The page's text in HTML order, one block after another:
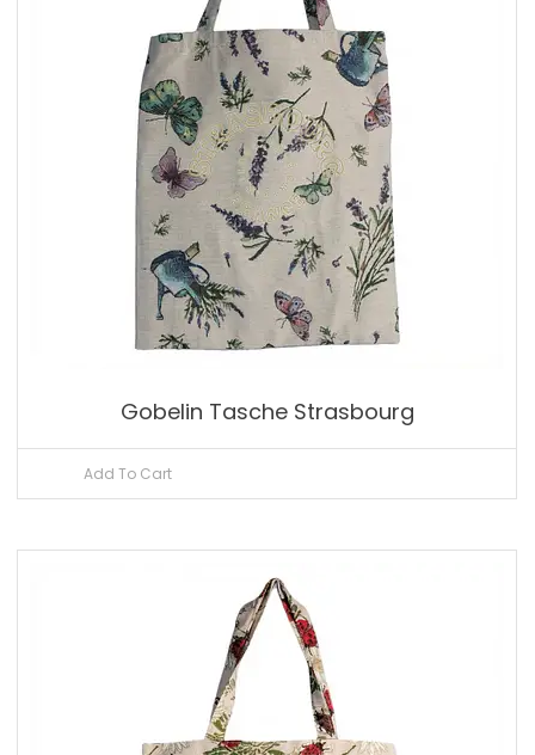
Gobelin Tasche Strasbourg
Add To Cart